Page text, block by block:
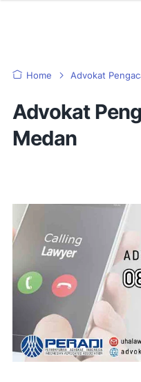
Home Advokat
Advokat
Medan